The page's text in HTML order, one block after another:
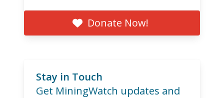
Donate Now!
Stay in Touch
Get MiningWatch updates and